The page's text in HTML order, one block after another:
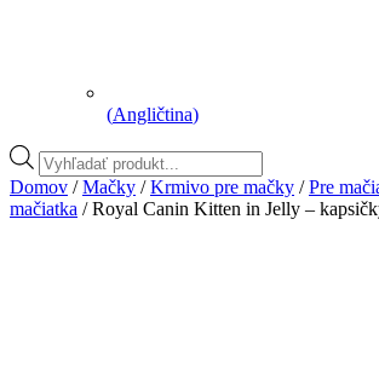
(Angličtina)
Vyhľadávanie
produktov
Domov /Mačky /Krmivo pre mačky /Pre
mačiatka / Royal Canin Kitten in Jelly –